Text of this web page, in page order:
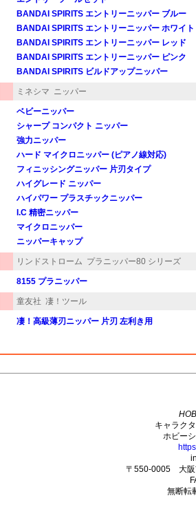
BANDAI SPIRITS エントリーニッパー ブルー
BANDAI SPIRITS エントリーニッパー ホワイト
BANDAI SPIRITS エントリーニッパー レッド
BANDAI SPIRITS エントリーニッパー ピンク
BANDAI SPIRITS ビルドアップニッパー
ミネシマ ニッパー
ベビーニッパー
シャープ コンパクト ニッパー
強力ニッパー
ハード マイクロニッパー (ピアノ線対応)
フィニッシングニッパー 片刃タイプ
ハイグレード ニッパー
ハイパワー プラスチックニッパー
I.C 精密ニッパー
マイクロニッパー
ニッパーキャップ
リンドストローム プラニッパー80 シリーズ
8155 プラニッパー
童友社 凄！ツール
凄！高級薄刃ニッパー 片刃 左利き用
モデル
ーダー
ーティング
内
キャラク
ホビー
〒550-0005 大阪
無断転